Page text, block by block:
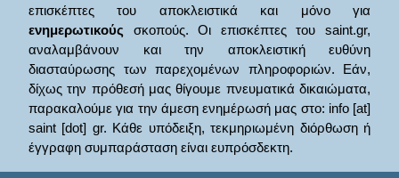
επισκέπτες του αποκλειστικά και μόνο για
ενημερωτικούς σκοπούς. Οι επισκέπτες του saint.gr,
αναλαμβάνουν και την αποκλειστική ευθύνη
διασταύρωσης των παρεχομένων πληροφοριών. Εάν,
δίχως την πρόθεσή μας θίγουμε πνευματικά δικαιώματα,
παρακαλούμε για την άμεση ενημέρωσή μας στο: info [at]
saint [dot] gr. Κάθε υπόδειξη, τεκμηριωμένη διόρθωση ή
έγγραφη συμπαράσταση είναι ευπρόσδεκτη.